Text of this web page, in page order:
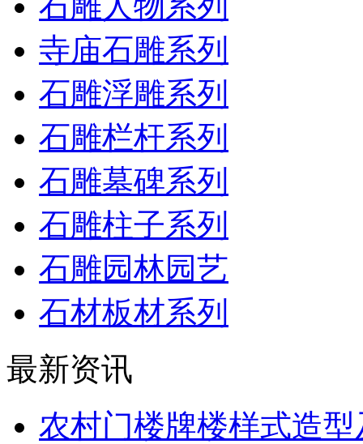
寺庙石雕系列
石雕浮雕系列
石雕栏杆系列
石雕墓碑系列
石雕柱子系列
石雕园林园艺
石材板材系列
最新资讯
农村门楼牌楼样式造